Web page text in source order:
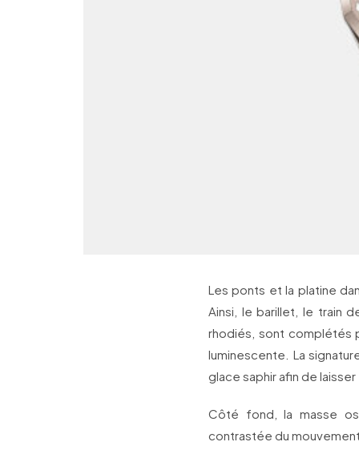
Les ponts et la platine
Ainsi, le barillet, le train
rhodiés, sont complétés
luminescente. La
glace saphir afin de
Côté fond, la masse
contrastée du